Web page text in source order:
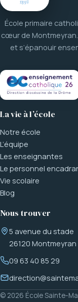
École primaire
cœur de
et s’épanouir
La vie à l’école
Notre école
L’équipe
Les enseignantes
Le personnel
Vie scolaire
Blog
Nous trouver
5 avenue du stade
26120 Montmeyran
09 63 40 85 29
© 2026 École Sainte-